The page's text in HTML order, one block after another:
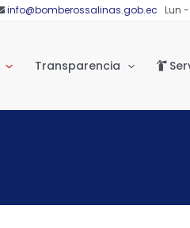
info@bomberossalinas.gob.ec Lun
Transparencia